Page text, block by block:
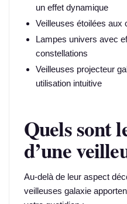
un effet dynamique
Veilleuses étoilées aux
Lampes univers avec
constellations
Veilleuses projecteur
utilisation intuitive
Quels sont
d’une
Au-delà de leur aspect
veilleuses galaxie